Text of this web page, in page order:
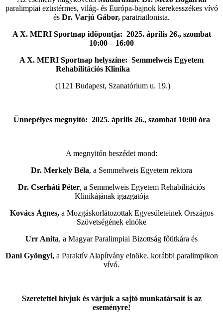
paralimpiai ezüstérmes, világ- és Európa-bajnok kerekesszékes vívó
és Dr. Varjú Gábor, paratriatlonista.
A X. MERI Sportnap időpontja: 2025. április 26., szombat
10:00 – 16:00
A X. MERI Sportnap helyszíne: Semmelweis Egyetem
Rehabilitációs Klinika
(1121 Budapest, Szanatórium u. 19.)
Ünnepélyes megnyitó: 2025. április 26., szombat 10:00 óra
A megnyitón beszédet mond:
Dr. Merkely Béla, a Semmelweis Egyetem rektora
Dr. Cserháti Péter, a Semmelweis Egyetem Rehabilitációs
Klinikájának igazgatója
Kovács Ágnes, a Mozgáskorlátozottak Egyesületeinek Országos
Szövetségének elnöke
Urr Anita, a Magyar Paralimpiai Bizottság főtitkára és
Dani Gyöngyi, a Paraktív Alapítvány elnöke, korábbi paralimpikon
vívó.
Szeretettel hívjuk és várjuk a sajtó munkatársait is az
eseményre!